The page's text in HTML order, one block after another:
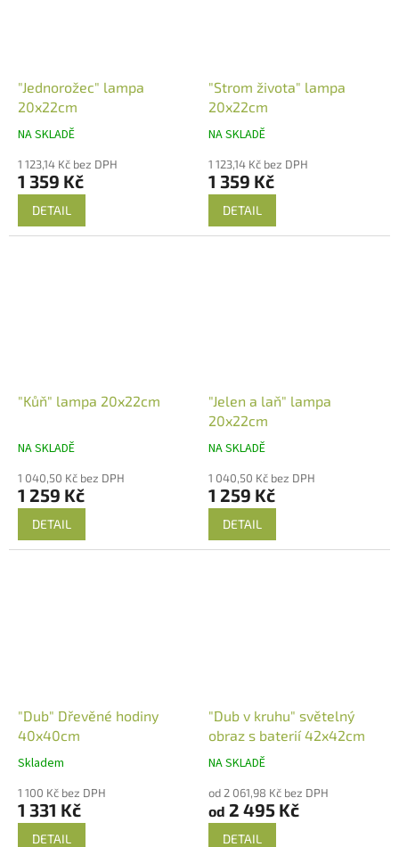
"Jednorožec" lampa
20x22cm
NA SKLADĚ
1 123,14 Kč bez DPH
1 359 Kč
DETAIL
"Strom života" lampa
20x22cm
NA SKLADĚ
1 123,14 Kč bez DPH
1 359 Kč
DETAIL
"Kůň" lampa 20x22cm
NA SKLADĚ
1 040,50 Kč bez DPH
1 259 Kč
DETAIL
"Jelen a laň" lampa
20x22cm
NA SKLADĚ
1 040,50 Kč bez DPH
1 259 Kč
DETAIL
"Dub" Dřevěné hodiny
40x40cm
Skladem
1 100 Kč bez DPH
1 331 Kč
DETAIL
"Dub v kruhu" světelný
obraz s baterií 42x42cm
NA SKLADĚ
od 2 061,98 Kč bez DPH
od 2 495 Kč
DETAIL